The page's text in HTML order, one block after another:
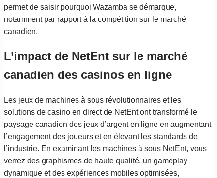
permet de saisir pourquoi Wazamba se démarque,
notamment par rapport à la compétition sur le marché
canadien.
L’impact de NetEnt sur le marché
canadien des casinos en ligne
Les jeux de machines à sous révolutionnaires et les
solutions de casino en direct de NetEnt ont transformé le
paysage canadien des jeux d’argent en ligne en augmentant
l’engagement des joueurs et en élevant les standards de
l’industrie. En examinant les machines à sous NetEnt, vous
verrez des graphismes de haute qualité, un gameplay
dynamique et des expériences mobiles optimisées,